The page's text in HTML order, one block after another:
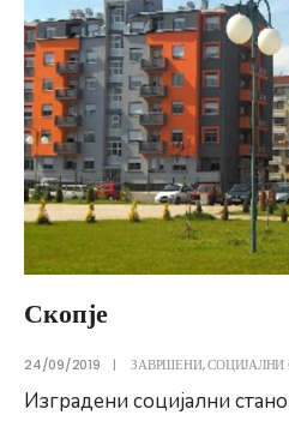
Скопје
24/09/2019 | ЗАВРШЕНИ,СОЦИЈАЛНИ
Изградени социјални